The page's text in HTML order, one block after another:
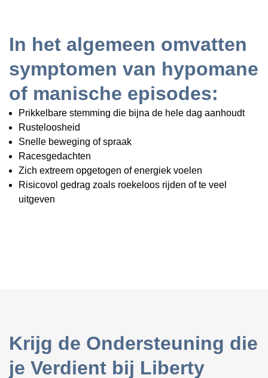
In het algemeen omvatten
symptomen van hypomane
of manische episodes:
Prikkelbare stemming die bijna de hele dag aanhoudt
Rusteloosheid
Snelle beweging of spraak
Racesgedachten
Zich extreem opgetogen of energiek voelen
Risicovol gedrag zoals roekeloos rijden of te veel
uitgeven
Krijg de Ondersteuning die
je Verdient bij Liberty